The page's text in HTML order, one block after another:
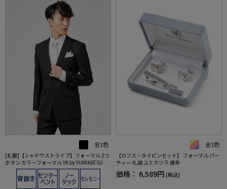
全1色
[礼服]【シャドウストライプ】フォーマル 2つ
ボタン カラーフォーマル YK by YUMIKATSURA
セレモニー 通年 礼服
全1色
【カフス・タイピンセット】 フォーマル パー
ティー 礼装 ユミカツラ 通年
価格： 6,589円 (税込)